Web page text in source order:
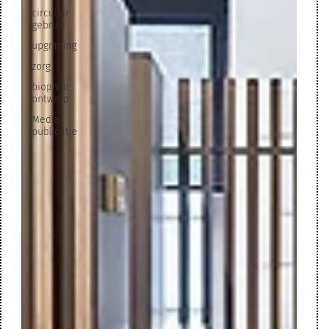
circulair
gebruik
upgrading
zorg
biophilic
ontwerp
Media
publicatie